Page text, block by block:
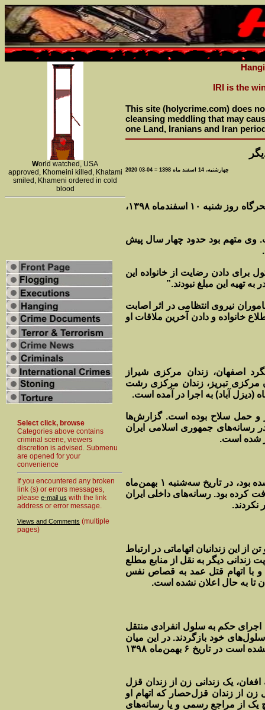
World watched, USA
approved, Khomeini killed, Khatami
smiled, Khameni ordered in cold
blood
Select click, browse
Categories above contains
criminal scene, viewers
discretion is advised. Submenu
are opened for your
convenience
If you encountered any broken
link (s) or errors messages,
please e-mail us with the link
address or error message.
Views and Comments (multiple
pages)
IRI is the
This site (holycrime.com) does
cleansing meddling that may
one Land, Iranians and Iran
چهارشنبه، 14 اسفند ماه 1398 = 04-03 2020
به گزارش خبرگزاری هرانا، ارگان خبری مجموعه فعالان حقوق بشر در ایران، سحرگاه روز شنبه ۱۰ اسفندماه ۱۳۹۸،
احراز شده است. وی متهم بود حدود چهار سال پیش
برای دادن رضایت از خانواده این
تهیه این مبلغ نبودند.”
نیروی انتظامی در اثر اصابت
خانواده و دادن آخرین ملاقات او
در زندان‌های دستگرد اصفهان، زندان مرکزی شیراز
مرکزی تبریز، زندان مرکزی رشت
آباد) به اجرا در آمده است.
و حمل سلاح بوده است. گزارش‌ها
رسانه‌های جمهوری اسلامی ایران
شده است.
“بایرام قلی‌خانی”، که با اتهام «قتل عمد» باجناق خود به قصاص نفس محکوم شده بود، در تاریخ سه‌شنبه ۱ بهمن‌ماه
شد. این زندانی حکم خود را ۵ سال پیش دریافت کرده بود. رسانه‌های داخلی ایران
دو تن از این زندانیان اتهاماتی در ارتباط
زندانی دیگر به نقل از منابع مطلع
۱۳۹۴ در زندان به سر می‌برد و با اتهام قتل عمد به قصاص نفس
تا به حال اعلان نشده است.
جهت اجرای حکم به سلول انفرادی منتقل
خود بازگردند. در این میان
حکم اعدام “پیمان شیخی” از بند ۱ و چهار زندانی دیگر که هویت آن‌ها مشخص نشده است در تاریخ ۶ بهمن‌ماه ۱۳۹۸
یک زندانی زن از زندان قزل
غیر از زندانی زن از زندان قزل‌حصار که اتهام او
از مراجع رسمی و یا رسانه‌های